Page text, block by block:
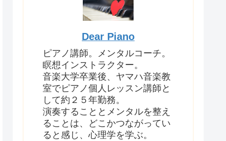
Dear Piano
ピアノ講師。メンタルコーチ。
瞑想インストラクター。
音楽大学卒業後、ヤマハ音楽教
室でピアノ個人レッスン講師と
して約２５年勤務。
演奏することとメンタルを整え
ることは、どこかつながってい
ると感じ、心理学を学ぶ。